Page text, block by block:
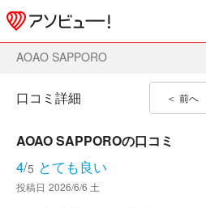
AOAO SAPPORO
前へ
口コミ詳細
AOAO SAPPOROの口コミ
4/5 とても良い
投稿日 2026/6/6 土